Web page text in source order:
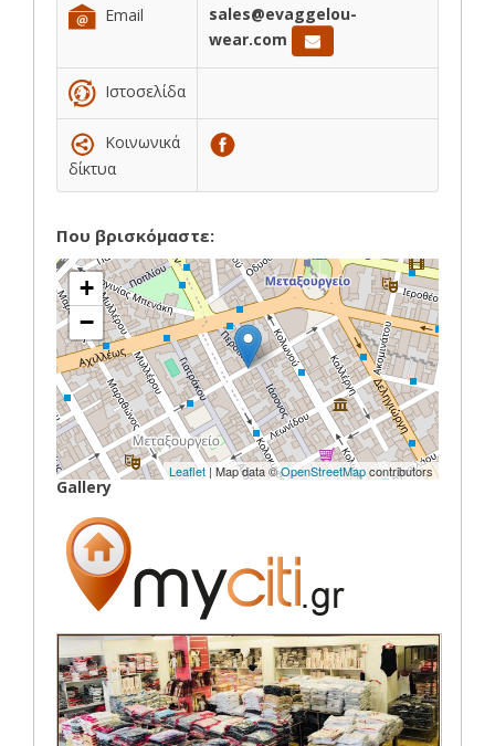
Email
sales@evaggelou-
wear.com
Ιστοσελίδα
Κοινωνικά
δίκτυα
Που βρισκόμαστε:
+
−
Leaflet| Map data ©OpenStreetMapcontributors
Gallery